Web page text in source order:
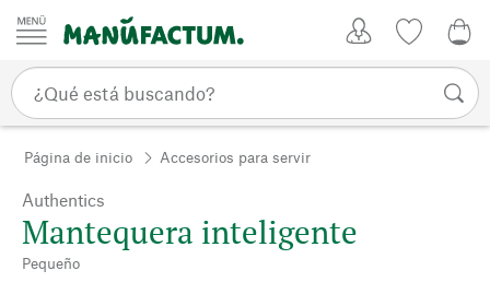
Ir al contenido
Página de inicio Accesorios para servir
Authentics
Mantequera inteligente
Pequeño